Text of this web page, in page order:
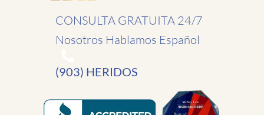
CONSULTA GRATUITA 24/7
Nosotros Hablamos Español
(903) HERIDOS